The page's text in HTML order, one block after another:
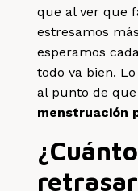
que al ver que
estresamos
esperamos
todo va bien.
al punto de
menstruación